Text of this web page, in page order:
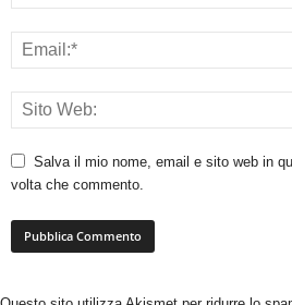
Salva il mio nome, email e sito web in
volta che commento.